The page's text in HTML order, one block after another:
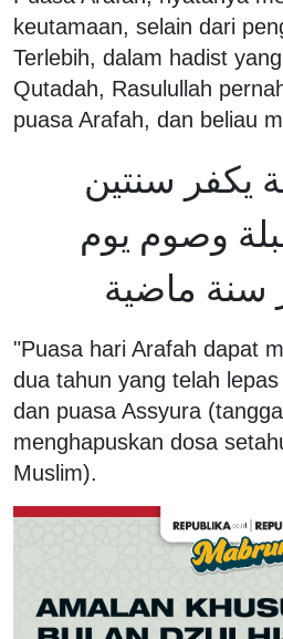
keutamaan, selain dari
Terlebih, dalam hadist
Qutadah, Rasulullah
puasa Arafah, dan beliau
يكفر سنتين
وصوم يوم
سنة ماضية
"Puasa hari Arafah dapat
dua tahun yang telah
dan puasa Assyura
menghapuskan dosa
Muslim).